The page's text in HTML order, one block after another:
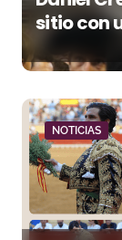
sitio con
orejas
NOTICIAS